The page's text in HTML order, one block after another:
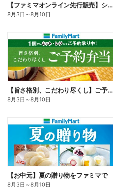
【ファミマオンライン先行販売】シルバニアファミリー
8月3日 ～8月10日
【旨さ格別、こだわり尽くし】ご予約弁当
8月3日 ～8月10日
【お中元】夏の贈り物をファミマで
8月3日 ～8月10日